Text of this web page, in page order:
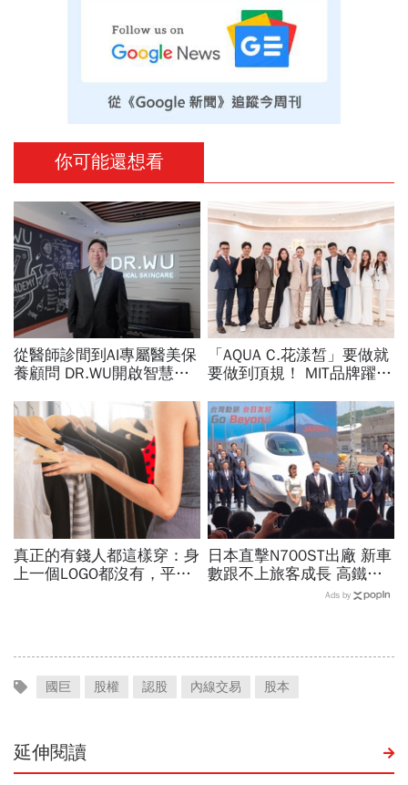
你可能還想看
從醫師診間到AI專屬醫美保
養顧問 DR.WU開啟智慧養
「AQUA C.花漾皙」要做就
要做到頂規！ MIT品牌躍上
美業生醫新高度
真正的有錢人都這樣穿：身
上一個LOGO都沒有，平凡
日本直擊N700ST出廠 新車
數跟不上旅客成長 高鐵遇3
Ads by
國巨 股權 認股 內線交易 股本
延伸閱讀